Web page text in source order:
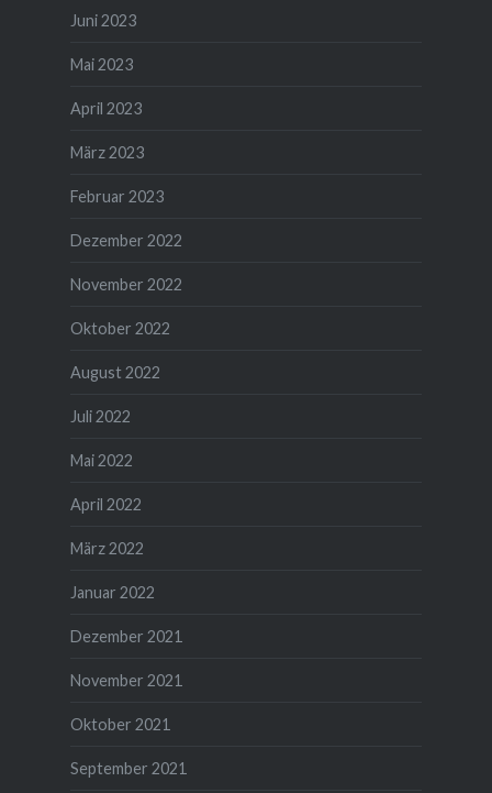
Juni 2023
Mai 2023
April 2023
März 2023
Februar 2023
Dezember 2022
November 2022
Oktober 2022
August 2022
Juli 2022
Mai 2022
April 2022
März 2022
Januar 2022
Dezember 2021
November 2021
Oktober 2021
September 2021